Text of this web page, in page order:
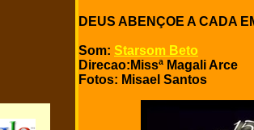
DEUS ABENÇOE A CADA
Som: Starsom Beto
Direcao:Missª Magali Arce
Fotos: Misael Santos